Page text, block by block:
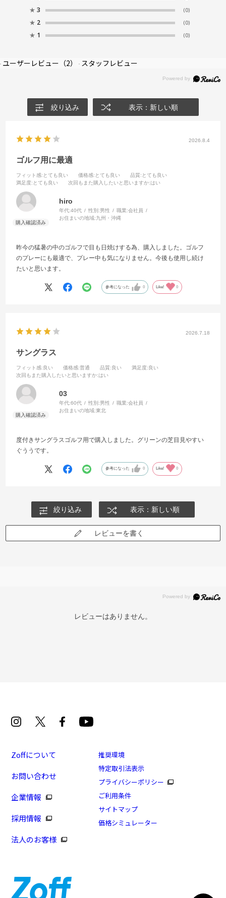
★ 3 (0)
★ 2 (0)
★ 1 (0)
ユーザーレビュー （2） スタッフレビュー
絞り込み 表示：新しい順
2026.8.4
ゴルフ用に最適
フィット感:とても良い 価格感:とても良い 品質:とても良い
満足度:とても良い 次回もまた購入したいと思いますか:はい
hiro
年代:40代 性別:男性 職業:会社員
お住まいの地域:九州・沖縄
昨今の猛暑の中のゴルフで目も日焼けする為、購入しました。ゴルフ
のプレーにも最適で、プレー中も気になりません。今後も使用し続け
たいと思います。
参考になった 0 Like! 0
2026.7.18
サングラス
フィット感:良い 価格感:普通 品質:良い 満足度:良い
次回もまた購入したいと思いますか:はい
03
年代:60代 性別:男性 職業:会社員
お住まいの地域:東北
度付きサングラスゴルフ用で購入しました。グリーンの芝目見やすい
ぐううです。
参考になった 0 Like! 0
絞り込み 表示：新しい順
レビューを書く
レビューはありません。
Zoffについて
お問い合わせ
企業情報
採用情報
法人のお客様
推奨環境
特定取引法表示
プライバシーポリシー
ご利用条件
サイトマップ
価格シミュレーター